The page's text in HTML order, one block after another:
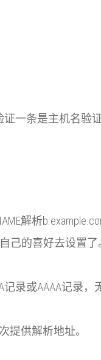
一条是主机名验
解析
己的喜好去设置了
或AAAA记录，无
提供解析地址。